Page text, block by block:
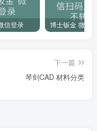
信登录
下一篇
琴剑CAD 材料分类